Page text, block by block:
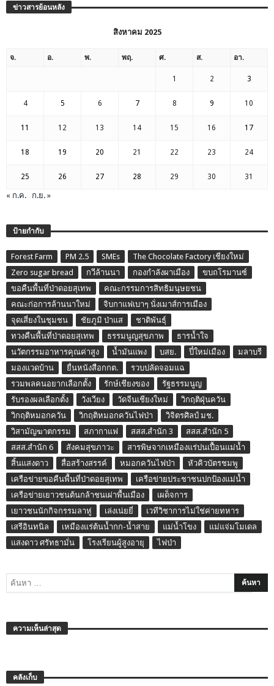
ข่าวสารย้อนหลัง
สิงหาคม 2025
จ. อ. พ. พฤ. ศ. ส. อา.
1 2 3
4 5 6 7 8 9 10
11 12 13 14 15 16 17
18 19 20 21 22 23 24
25 26 27 28 29 30 31
« ก.ค. ก.ย. »
ป้ายกำกับ
Forest Farm PM 2.5 SMEs
The Chocolate Factory เชียงใหม่
Zero sugar bread
กวีล้านนา กองกำลังผาเมือง
ขบถโรมานซ์
ขอคืนพื้นที่ป่าดอยสุเทพ
คณะกรรมการสิทธิมนุษยชน
คณะก่อการล้านนาใหม่
จิบกาแฟเบาๆ นั่งเมาส์การเมือง
จุดเสี่ยงในชุมชน
ชัยภูมิ ป่าแส
ชาติพันธุ์
ทวงคืนพื้นที่ป่าดอยสุเทพ
ธรรมนูญสุขภาพ
ธารน้ำใจ
นวัตกรรมอาหารคุณค่าสูง
น้ำมันแพง บสย. ปี๋ใหม่เมือง
มลาบรี
มองแวดบ้าน
ยื่นหนังสือกกต.
รวบปลัดจอมแฉ
รวมพลคนอยากเลือกตั้ง
รักษ์เชียงของ
รัฐธรรมนูญ
รับรองผลเลือกตั้ง
วังเวียง วัดจีนเชียงใหม่
วิกฤติฝุ่นควัน
วิกฤติหมอกควัน
วิกฤติหมอกควันไฟป่า
วิจิตรศิลป์ มช.
วิสามัญฆาตกรรม
สภากาแฟ สสส.สำนัก 3
สสส.สำนัก 5
สสส.สำนัก 6
สังคมสุขภาวะ
สารพิษจากเหมืองแร่ปนเปื้อนแม่น้ำ
สิ้นแสงดาว
สื่อสร้างสรรค์ หมอกควันไฟป่า
หัวคิวบัตรชมพู
เครือข่ายขอคืนพื้นที่ป่าดอยสุเทพ
เครือข่ายประชาชนปกป้องแม่น้ำ
เครือข่ายเยาวชนต้นกล้าชนเผ่าพื้นเมือง
เผด็จการ
เยาวชนนักกิจกรรมลาหู่
เล่งเน่ยยี่
เวทีวิชาการไม่ใช่ค่ายทหาร
เสรีอินทนิล
เหมืองแร่ต้นน้ำกก-น้ำสาย แม่น้ำโขง
แม่แจ่มโมเดล
แสงดาว ศรัทธามั่น
โรงเรียนผู้สูงอายุ ไฟป่า
ความเห็นล่าสุด
คลังเก็บ